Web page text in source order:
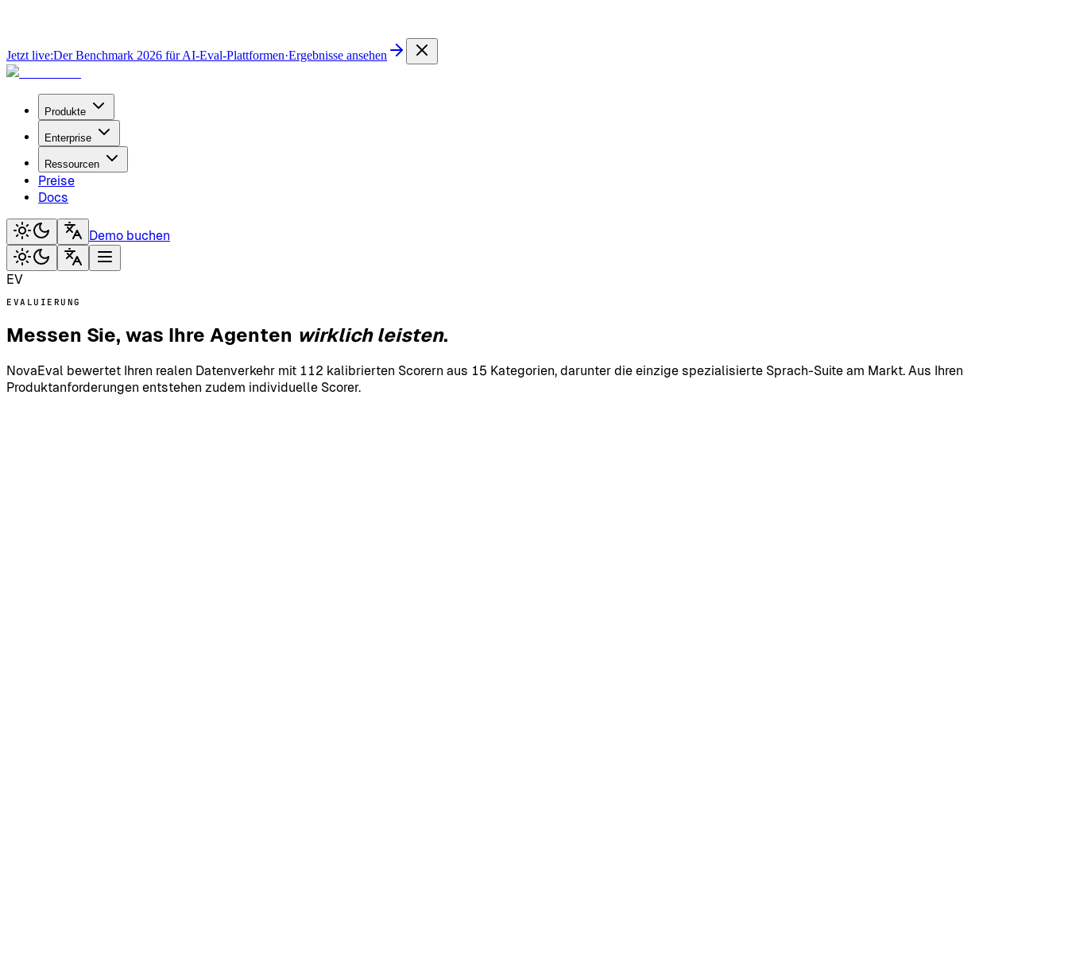
Jetzt live:Der Benchmark 2026 für AI-Eval-Plattformen·Ergebnisse ansehen
Produkte
Enterprise
Ressourcen
Preise
Docs
Demo buchen
EV
EVALUIERUNG
Messen Sie, was Ihre Agenten wirklich leisten.
NovaEval bewertet Ihren realen Datenverkehr mit 112 kalibrierten Scorern aus 15 Kategorien, darunter die einzige spezialisierte Sprach-Suite am Markt. Aus Ihren
Produktanforderungen entstehen zudem individuelle Scorer.